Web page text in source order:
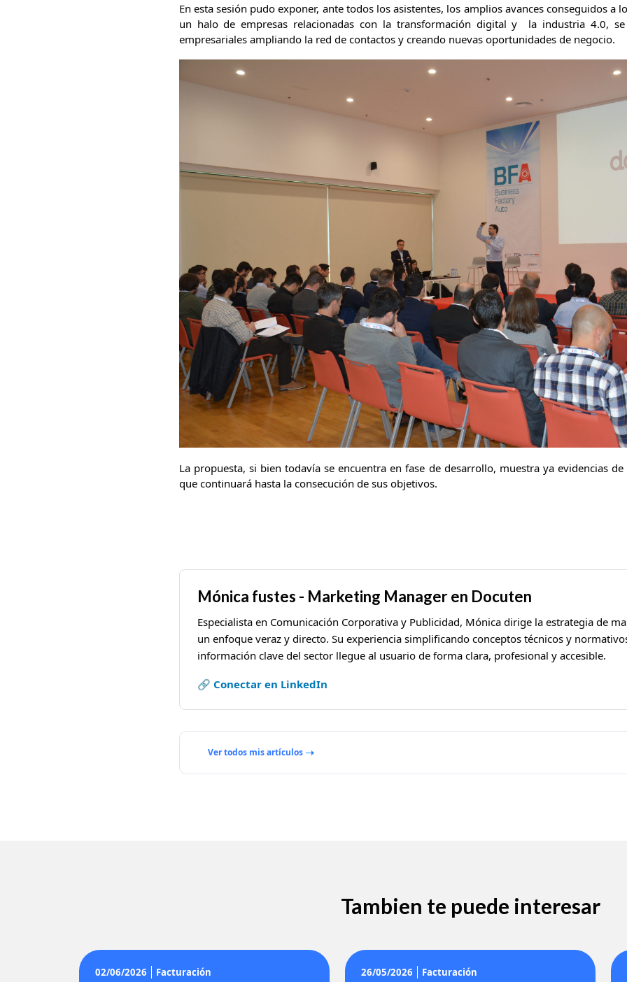
En esta sesión pudo exponer, ante todos los asistentes, los amplios avances conseguidos a
un halo de empresas relacionadas con la transformación digital y la industria 4.0, se
empresariales ampliando la red de contactos y creando nuevas oportunidades de negocio.
La propuesta, si bien todavía se encuentra en fase de desarrollo, muestra ya evidencias
que continuará hasta la consecución de sus objetivos.
Mónica fustes - Marketing Manager en Docuten
Especialista en Comunicación Corporativa y Publicidad, Mónica dirige la estrategia de
un enfoque veraz y directo. Su experiencia simplificando conceptos técnicos y
información clave del sector llegue al usuario de forma clara, profesional y accesible.
🔗 Conectar en LinkedIn
Ver todos mis artículos
Tambien te puede interesar
02/06/2026 Facturación 26/05/2026 Facturación